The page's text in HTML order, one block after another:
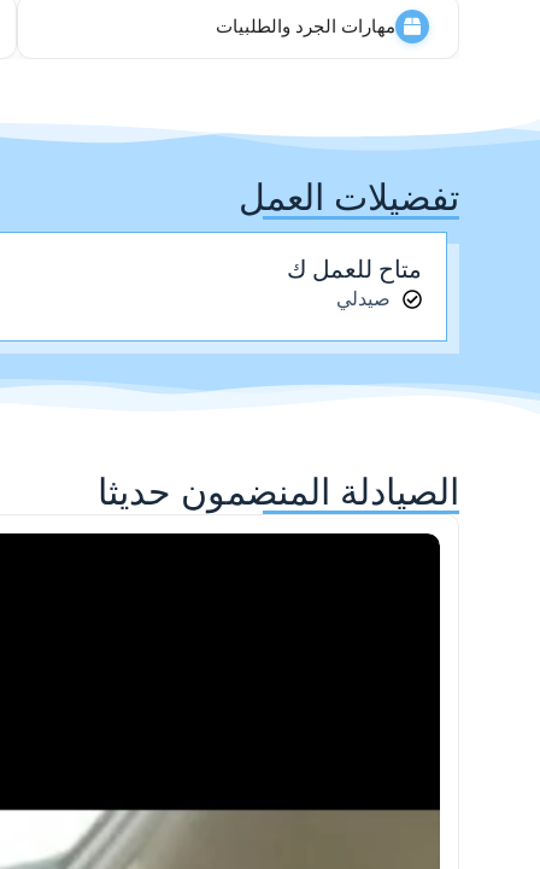
مهارات الجرد والطلبيات
تفضيلات العمل
متاح للعمل ك
صيدلي
الصيادلة المنضمون حديثا